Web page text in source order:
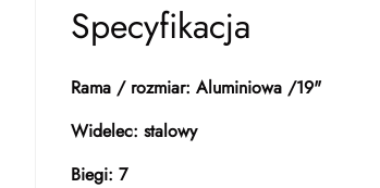
Specyfikacja
Rama / rozmiar: Aluminiowa /19"
Widelec: stalowy
Biegi: 7